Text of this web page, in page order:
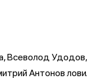
Всеволод
Антонов